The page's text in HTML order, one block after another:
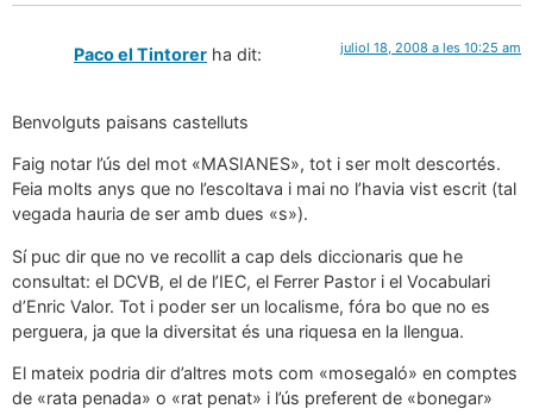
Paco el Tintorer ha dit: juliol 18, 2008 a les 10:25 am
Benvolguts paisans castelluts
Faig notar l’ús del mot «MASIANES», tot i ser molt descortés.
Feia molts anys que no l’escoltava i mai no l’havia vist escrit (tal
vegada hauria de ser amb dues «s»).
Sí puc dir que no ve recollit a cap dels diccionaris que he
consultat: el DCVB, el de l’IEC, el Ferrer Pastor i el Vocabulari
d’Enric Valor. Tot i poder ser un localisme, fóra bo que no es
perguera, ja que la diversitat és una riquesa en la llengua.
El mateix podria dir d’altres mots com «mosegaló» en comptes
de «rata penada» o «rat penat» i l’ús preferent de «bonegar»